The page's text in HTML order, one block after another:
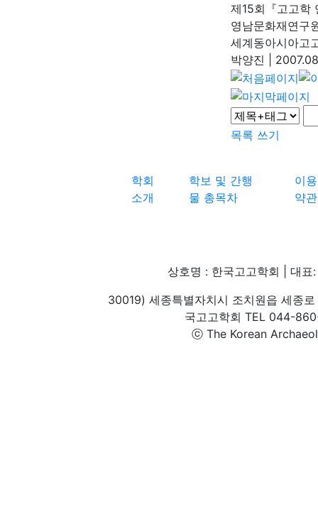
제15회『고고학
영남문화재연구
세계동아시아고
박양진
목록 쓰기
학회
소개
학보 및 간행
물 총목차
이용
약관
상호명 : 한국고고학회 | 대
30019) 세종특별자치시 조치원읍 세종
국고고학회 TEL 044-
ⓒ The Korean